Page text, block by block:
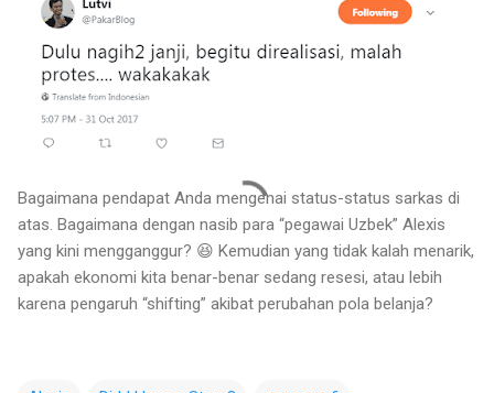
Bagaimana pendapat Anda mengenai status-status sarkas di
atas. Bagaimana dengan nasib para “pegawai Uzbek” Alexis
yang kini mengganggur? 😆 Kemudian yang tidak kalah menarik,
apakah ekonomi kita benar-benar sedang resesi, atau lebih
karena pengaruh “shifting” akibat perubahan pola belanja?